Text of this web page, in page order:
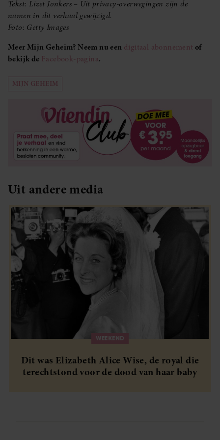
Tekst: Lizet Jonkers – Uit privacy-overwegingen zijn de
namen in dit verhaal gewijzigd.
Foto: Getty Images
Meer Mijn Geheim? Neem nu een digitaal abonnement of
bekijk de Facebook-pagina.
MIJN GEHEIM
Uit andere media
WEEKEND
Dit was Elizabeth Alice Wise, de royal die
terechtstond voor de dood van haar baby